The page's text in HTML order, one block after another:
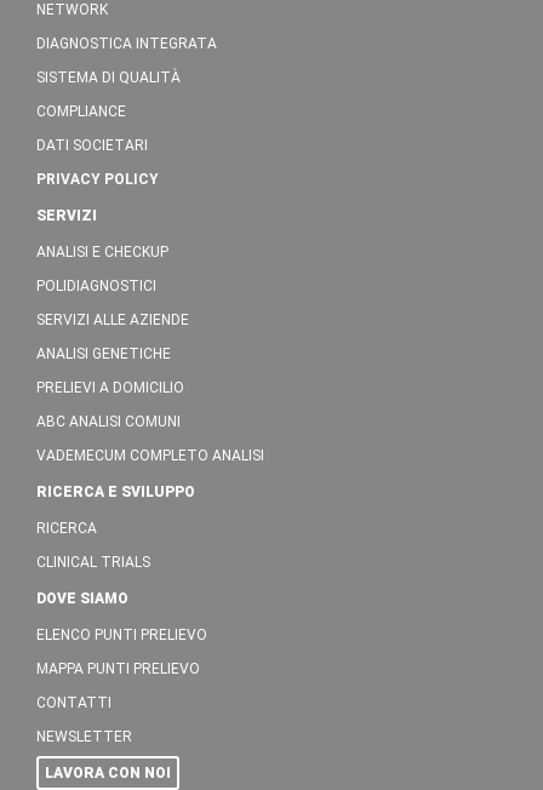
NETWORK
DIAGNOSTICA INTEGRATA
SISTEMA DI QUALITÀ
COMPLIANCE
DATI SOCIETARI
PRIVACY POLICY
SERVIZI
ANALISI E CHECKUP
POLIDIAGNOSTICI
SERVIZI ALLE AZIENDE
ANALISI GENETICHE
PRELIEVI A DOMICILIO
ABC ANALISI COMUNI
VADEMECUM COMPLETO ANALISI
RICERCA E SVILUPPO
RICERCA
CLINICAL TRIALS
DOVE SIAMO
ELENCO PUNTI PRELIEVO
MAPPA PUNTI PRELIEVO
CONTATTI
NEWSLETTER
LAVORA CON NOI